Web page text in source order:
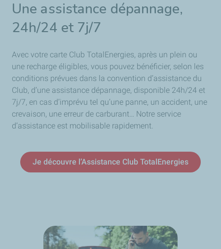
Une assistance dépannage,
24h/24 et 7j/7
Avec votre carte Club TotalEnergies, après un plein ou
une recharge éligibles, vous pouvez bénéficier, selon les
conditions prévues dans la convention d’assistance du
Club, d’une assistance dépannage, disponible 24h/24 et
7j/7, en cas d’imprévu tel qu’une panne, un accident, une
crevaison, une erreur de carburant… Notre service
d’assistance est mobilisable rapidement.
Je découvre l’Assistance Club TotalEnergies